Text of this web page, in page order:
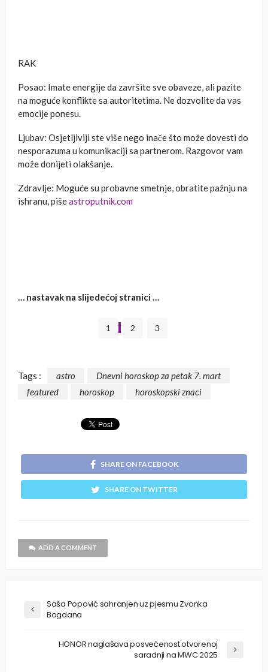
RAK
Posao: Imate energije da završite sve obaveze, ali pazite
na moguće konflikte sa autoritetima. Ne dozvolite da vas
emocije ponesu.
Ljubav: Osjetljiviji ste više nego inače što može dovesti do
nesporazuma u komunikaciji sa partnerom. Razgovor vam
može donijeti olakšanje.
Zdravlje: Moguće su probavne smetnje, obratite pažnju na
ishranu, pišeastroputnik.com
… nastavak na slijedećoj stranici …
1 2 3
Tags : astro
Dnevni horoskop za petak 7. mart
featured
horoskop horoskopski znaci
SHARE ON FACEBOOK
SHARE ON TWITTER
ADD A COMMENT
Saša Popović sahranjen uz pjesmu Zvonka
Bogdana
HONOR naglašava posvećenost otvorenoj
saradnji na MWC 2025